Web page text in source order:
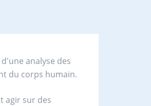
analyse des
du corps humain.
agir sur des